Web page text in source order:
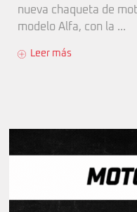
nueva chaqueta de
modelo Alfa, con la ...
Leer más